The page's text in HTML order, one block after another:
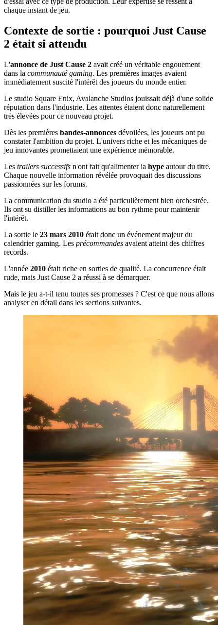
chaque instant de jeu.
Contexte de sortie : pourquoi Just Cause
2 était si attendu
L'annonce de Just Cause 2 avait créé un véritable engouement
dans la communauté gaming. Les premières images avaient
immédiatement suscité l'intérêt des joueurs du monde entier.
Le studio Square Enix, Avalanche Studios jouissait déjà d'une solide
réputation dans l'industrie. Les attentes étaient donc naturellement
très élevées pour ce nouveau projet.
Dès les premières bandes-annonces dévoilées, les joueurs ont pu
constater l'ambition du projet. L'univers riche et les mécaniques de
jeu innovantes promettaient une expérience mémorable.
Les trailers successifs n'ont fait qu'alimenter la hype autour du titre.
Chaque nouvelle information révélée provoquait des discussions
passionnées sur les forums.
La communication du studio a été particulièrement bien orchestrée.
Ils ont su distiller les informations au bon rythme pour maintenir
l'intérêt.
La sortie le 23 mars 2010 était donc un événement majeur du
calendrier gaming. Les précommandes avaient atteint des chiffres
records.
L'année 2010 était riche en sorties de qualité. La concurrence était
rude, mais Just Cause 2 a réussi à se démarquer.
Mais le jeu a-t-il tenu toutes ses promesses ? C'est ce que nous allons
analyser en détail dans les sections suivantes.